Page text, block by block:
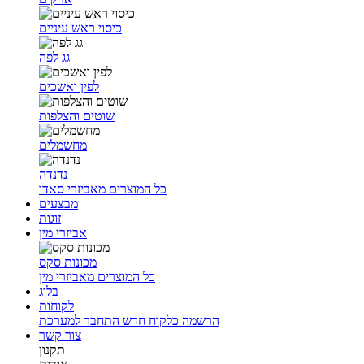
כיסוי ראש עיניים
גג לפה
לפין ואשכים
שוטים והצלפות
מחשמלים
נדנדה
כל המוצרים מאביזרי סאדו
מבצעים
זוגות
אביזרי מין
מכונות סקס
כל המוצרים מאביזרי מין
בלוג
לקוחות
הרשמה כלקוח חדש התחבר למערכת
צור קשר
תקנון